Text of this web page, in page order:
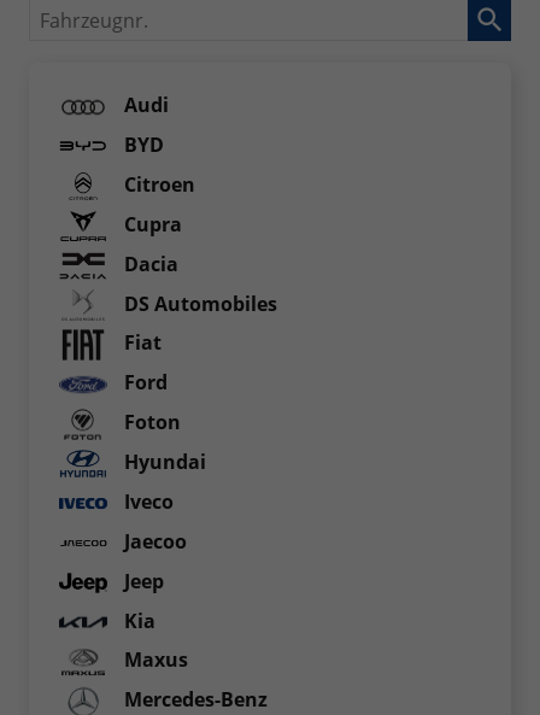
Fahrzeugnr.
Audi
BYD
Citroen
Cupra
Dacia
DS Automobiles
Fiat
Ford
Foton
Hyundai
Iveco
Jaecoo
Jeep
Kia
Maxus
Mercedes-Benz